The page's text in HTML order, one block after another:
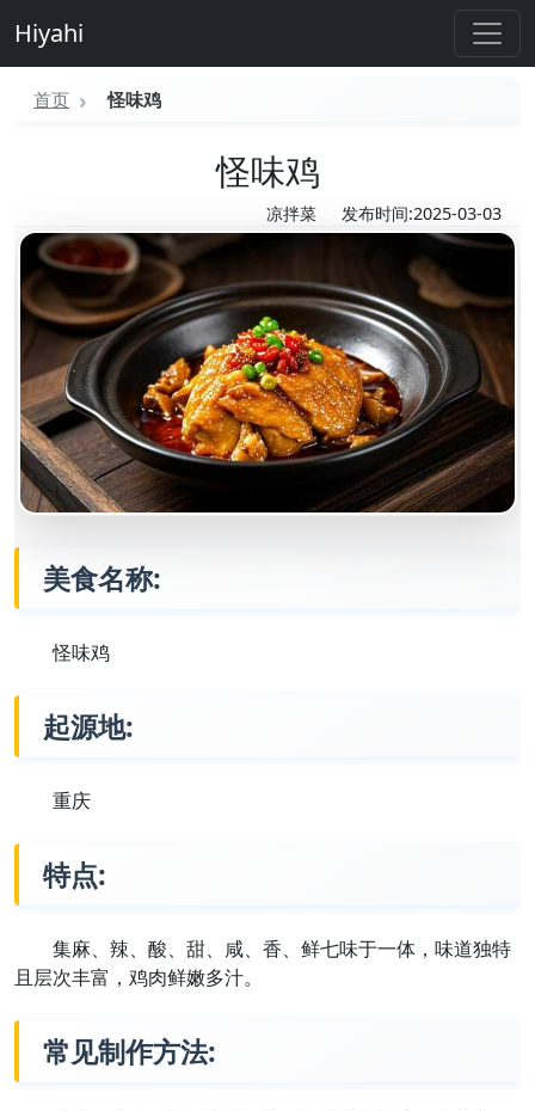
Hiyahi
首页 怪味鸡
怪味鸡
凉拌菜 发布时间:2025-03-03
美食名称:
怪味鸡
起源地:
重庆
特点:
集麻、辣、酸、甜、咸、香、鲜七味于一体，味道独特
且层次丰富，鸡肉鲜嫩多汁。
常见制作方法: